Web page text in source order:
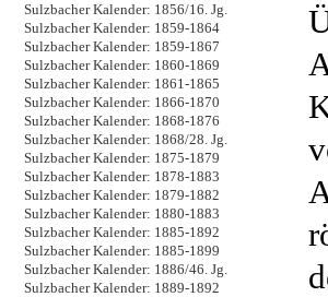
Sulzbacher Kalender: 1856/16. Jg.
Sulzbacher Kalender: 1859-1864
Sulzbacher Kalender: 1859-1867
Sulzbacher Kalender: 1860-1869
Sulzbacher Kalender: 1861-1865
Sulzbacher Kalender: 1866-1870
Sulzbacher Kalender: 1868-1876
Sulzbacher Kalender: 1868/28. Jg.
Sulzbacher Kalender: 1875-1879
Sulzbacher Kalender: 1878-1883
Sulzbacher Kalender: 1879-1882
Sulzbacher Kalender: 1880-1883
Sulzbacher Kalender: 1885-1892
Sulzbacher Kalender: 1885-1899
Sulzbacher Kalender: 1886/46. Jg.
Sulzbacher Kalender: 1889-1892